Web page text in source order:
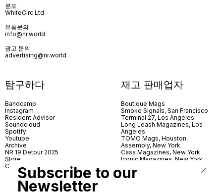
분포
WhiteCirc Ltd
유통문의
info@nr.world
광고 문의
advertising@nr.world
탐구하다
Bandcamp
Instagram
Resident Advisor
Soundcloud
Spotify
Youtube
Archive
NR 19 Detour 2025
Store
Contact
재고 판매업자
Boutique Mags
Smoke Signals, San Francisco
Terminal 27, Los Angeles
Long Leash Magazines, Los
Angeles
TOMO Mags, Houston
Assembly, New York
Casa Magazines, New York
Iconic Magazines, New York
Village Books, Leeds
Village Books, Manchester
Subscribe to our
Newsletter